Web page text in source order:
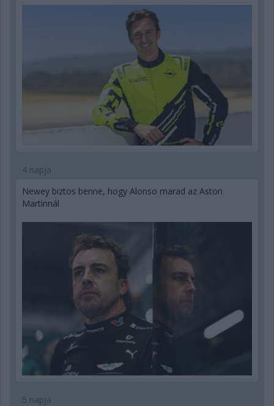
4 napja
Newey biztos benne, hogy Alonso marad az Aston
Martinnál
5 napja